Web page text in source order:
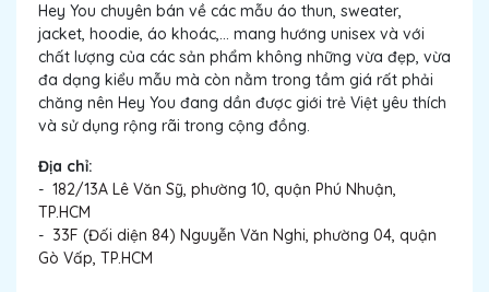
Hey You chuyên bán về các mẫu áo thun, sweater,
jacket, hoodie, áo khoác,... mang hướng unisex và với
chất lượng của các sản phẩm không những vừa đẹp, vừa
đa dạng kiểu mẫu mà còn nằm trong tầm giá rất phải
chăng nên Hey You đang dần được giới trẻ Việt yêu thích
và sử dụng rộng rãi trong cộng đồng.
Địa chỉ:
- 182/13A Lê Văn Sỹ, phường 10, quận Phú Nhuận,
TP.HCM
- 33F (Đối diện 84) Nguyễn Văn Nghi, phường 04, quận
Gò Vấp, TP.HCM